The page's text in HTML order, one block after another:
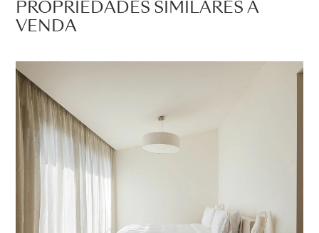
PROPRIEDADES SIMILARES À
VENDA